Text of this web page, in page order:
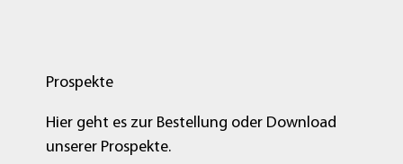
Prospekte
Hier geht es zur Bestellung oder Download
unserer Prospekte.